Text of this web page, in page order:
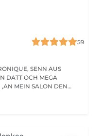
59
DATT OCH MEGA